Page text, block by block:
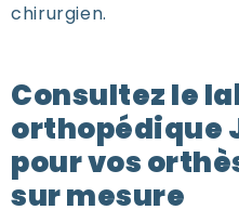
chirurgien.
Consultez le
orthopédique
pour vos
sur mesure